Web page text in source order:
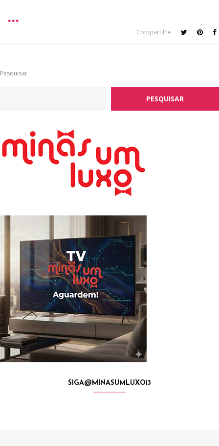
Compartilhe
Pesquisar
PESQUISAR
SIGA@MINASUMLUXO13